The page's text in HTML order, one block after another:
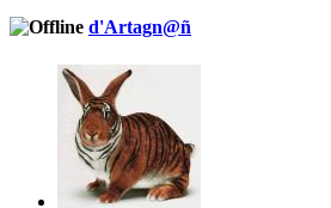
d'Artagn@ñ